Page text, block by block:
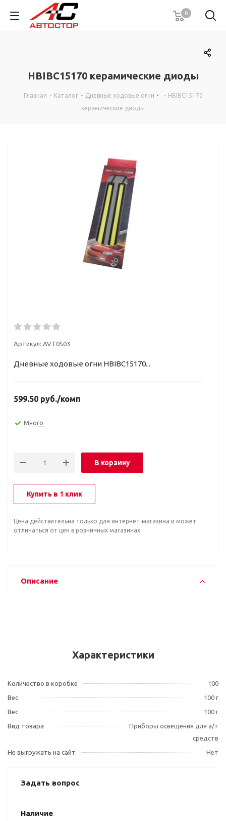
0
HBIBC15170 керамические диоды
Главная - Каталог - Дневные ходовые огни - HBIBC15170
керамические диоды
Артикул: AVT0503
Дневные ходовые огни HBIBC15170...
599.50 руб./комп
Много
В корзину
Купить в 1 клик
Цена действительна только для интернет-магазина и может
отличаться от цен в розничных магазинах
Описание
Характеристики
Количество в коробке
100
Вес
100 г
Вес
100 г
Вид товара
Приборы освещения для а/т
средств
Не выгружать на сайт
Нет
Задать вопрос
Наличие